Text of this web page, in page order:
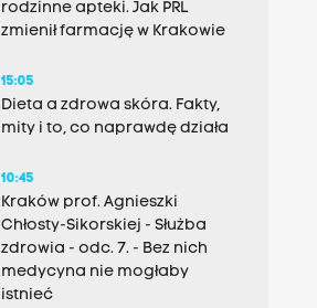
rodzinne apteki. Jak PRL
zmienił farmację w Krakowie
15:05
Dieta a zdrowa skóra. Fakty,
mity i to, co naprawdę działa
10:45
Kraków prof. Agnieszki
Chłosty-Sikorskiej - Służba
zdrowia - odc. 7. - Bez nich
medycyna nie mogłaby
istnieć